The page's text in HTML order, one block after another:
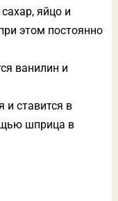
яйцо и
этом постоянно
ванилин и
и ставится в
шприца в